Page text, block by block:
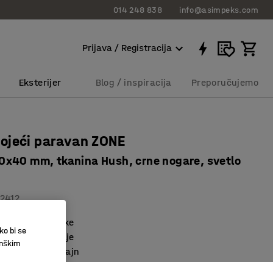
014 248 838 info@asimpeks.com
Prijava / Registracija
Eksterijer Blog / inspiracija Preporučujemo
paravan ZONE
mm, tkanina Hush, crne nogare, svetlo
apsorpcija buke
postolje
i moderan dizajn
bi se